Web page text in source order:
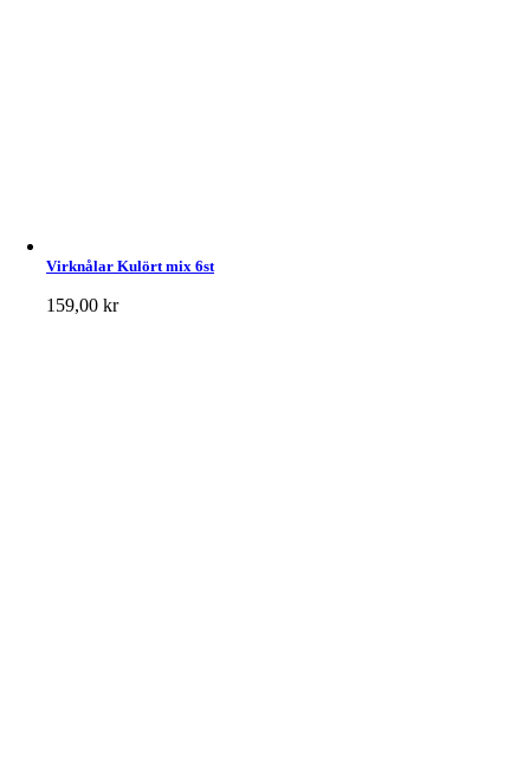
Virknålar Kulört mix 6st
159,00kr